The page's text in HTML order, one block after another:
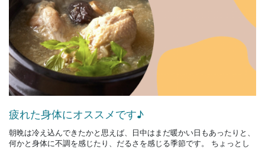
疲れた身体にオススメです♪
朝晩は冷え込んできたかと思えば、日中はまだ暖かい日もあったりと、
何かと身体に不調を感じたり、だるさを感じる季節です。 ちょっとし